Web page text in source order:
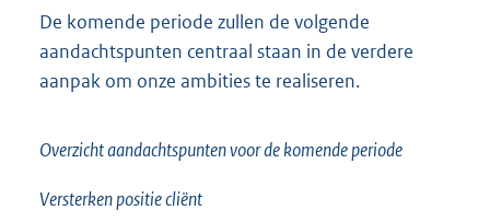
De komende periode zullen de volgende
aandachtspunten centraal staan in de verdere
aanpak om onze ambities te realiseren.
Overzicht aandachtspunten voor de komende periode
Versterken positie cliënt